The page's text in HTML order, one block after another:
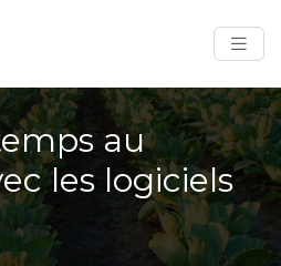
au
les logiciels